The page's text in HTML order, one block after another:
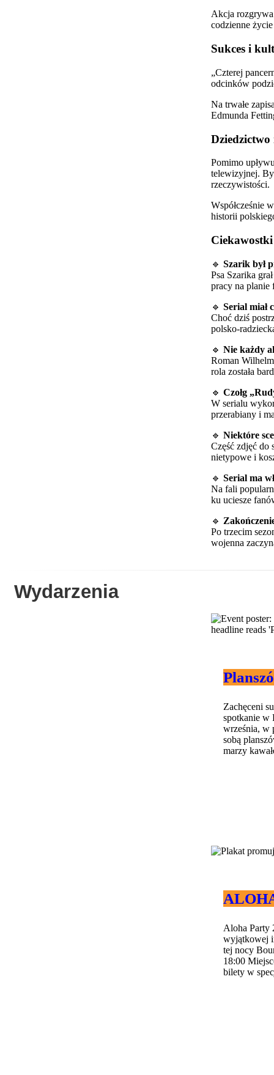
Akcja
codzienne
Sukces i
„Czterej
odcinków
Na trwałe
Edmunda
Dziedzictwo
Pomimo
telewizyjnej.
rzeczywistości.
Współcześnie
historii
🔹 Szarik był
Psa Szarika
pracy na planie
🔹 Serial miał
Choć dziś
polsko-
🔹 Nie każdy
Roman
rola została
🔹 Czołg
W serialu
przerabiany i
🔹 Niektóre
Część zdjęć do
nietypowe i
🔹 Serial ma
Na fali
ku uciesze
🔹
Po trzecim
wojenna
Wydarzenia
Zachęceni
spotkanie w
września, w
sobą
marzy
Aloha Party
wyjątkowej
tej nocy
18:00
bilety w